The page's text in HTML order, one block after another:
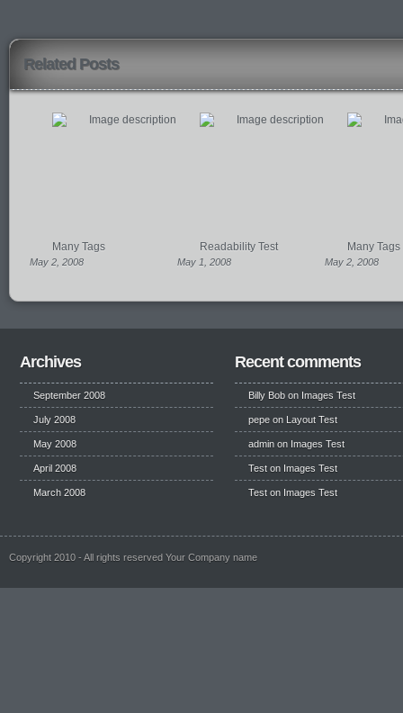
Related Posts
Many Tags
May 2, 2008
Readability Test
May 1, 2008
Many Tags
May 2, 2008
Archives
September 2008
July 2008
May 2008
April 2008
March 2008
Recent comments
Billy Bob on Images Test
pepe on Layout Test
admin on Images Test
Test on Images Test
Test on Images Test
Copyright 2010 - All rights reserved Your Company name